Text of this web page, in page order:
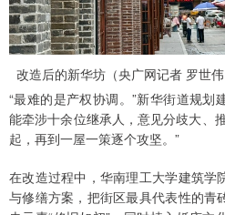
改造后的新华坊（央广网记者 罗世伟
“最难的是产权协调。”新华街道规划
能牵涉十余位继承人，意见分歧大、
起，再到一屋一策逐个攻坚。”
在改造过程中，华南理工大学建筑学
与修缮方案，把街区最具代表性的青